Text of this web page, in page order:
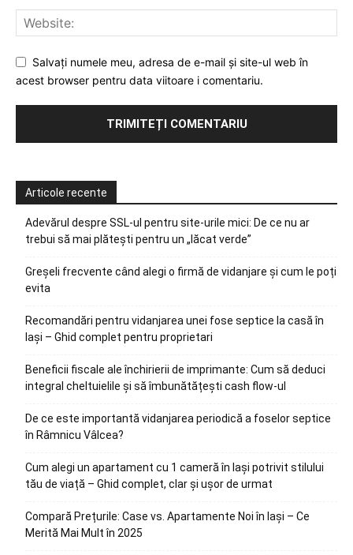
Salvați numele meu, adresa de e-mail și site-ul web în
acest browser pentru data viitoare i comentariu.
Articole recente
Adevărul despre SSL-ul pentru site-urile mici: De ce nu ar
trebui să mai plătești pentru un „lăcat verde”
Greșeli frecvente când alegi o firmă de vidanjare și cum le poți
evita
Recomandări pentru vidanjarea unei fose septice la casă în
Iași – Ghid complet pentru proprietari
Beneficii fiscale ale închirierii de imprimante: Cum să deduci
integral cheltuielile și să îmbunătățești cash flow-ul
De ce este importantă vidanjarea periodică a foselor septice
în Râmnicu Vâlcea?
Cum alegi un apartament cu 1 cameră în Iași potrivit stilului
tău de viață – Ghid complet, clar și ușor de urmat
Compară Prețurile: Case vs. Apartamente Noi în Iași – Ce
Merită Mai Mult în 2025